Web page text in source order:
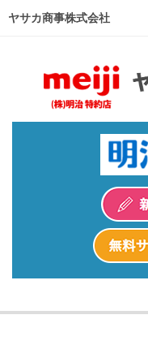
ヤサカ商事株式会社
スタッフインタビュー